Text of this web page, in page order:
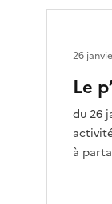
Le
du 26
à
26